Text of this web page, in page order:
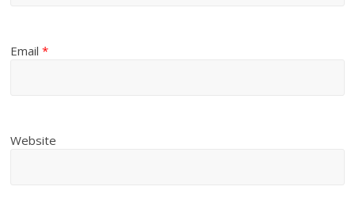
Email*
Website